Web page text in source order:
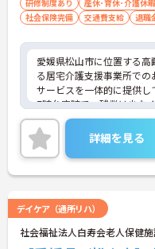
研修制度あり 産休･育休･介護休
社会保険完備
交通費支給 退職
愛媛県松山市に位置する
る居宅介護支援事業所で
サービスを一体的に提供
7時台定時で、残業は少な
が可能です。子育て支援
金等充実した福利厚生も魅
には、面接対策ポイント
いたしますのでお気軽にご
詳細を見る
デイケア（通所リハ）
社会福祉法人白寿会老人保健